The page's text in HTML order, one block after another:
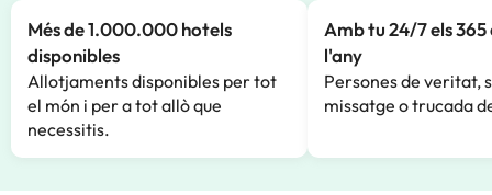
Més de 1.000.000 hotels
disponibles
Allotjaments disponibles per tot
el món i per a tot allò que
necessitis.
Amb tu 24/7 els 365
l'any
Persones de veritat,
missatge o trucada